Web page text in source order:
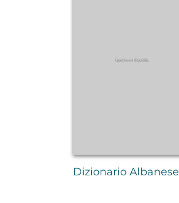
Dizionario Albanese